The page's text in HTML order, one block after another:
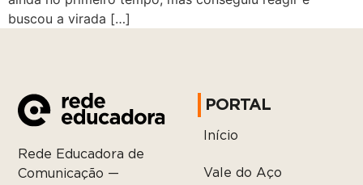
buscou a virada […]
Rede Educadora de
Comunicação —
PORTAL
Início
Vale do Aço